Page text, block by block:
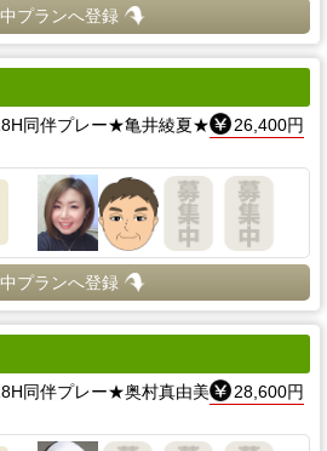
プランへ登録
同伴プレー★亀井綾夏★
26,400円
プランへ登録
同伴プレー★奥村真由美
28,600円